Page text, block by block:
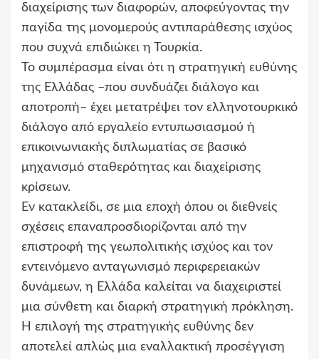
διαχείρισης των διαφορών, αποφεύγοντας την
παγίδα της μονομερούς αντιπαράθεσης ισχύος
που συχνά επιδιώκει η Τουρκία.
Το συμπέρασμα είναι ότι η στρατηγική ευθύνης
της Ελλάδας –που συνδυάζει διάλογο και
αποτροπή– έχει μετατρέψει τον ελληνοτουρκικό
διάλογο από εργαλείο εντυπωσιασμού ή
επικοινωνιακής διπλωματίας σε βασικό
μηχανισμό σταθερότητας και διαχείρισης
κρίσεων.
Εν κατακλείδι, σε μια εποχή όπου οι διεθνείς
σχέσεις επαναπροσδιορίζονται από την
επιστροφή της γεωπολιτικής ισχύος και τον
εντεινόμενο ανταγωνισμό περιφερειακών
δυνάμεων, η Ελλάδα καλείται να διαχειριστεί
μια σύνθετη και διαρκή στρατηγική πρόκληση.
Η επιλογή της στρατηγικής ευθύνης δεν
αποτελεί απλώς μια εναλλακτική προσέγγιση